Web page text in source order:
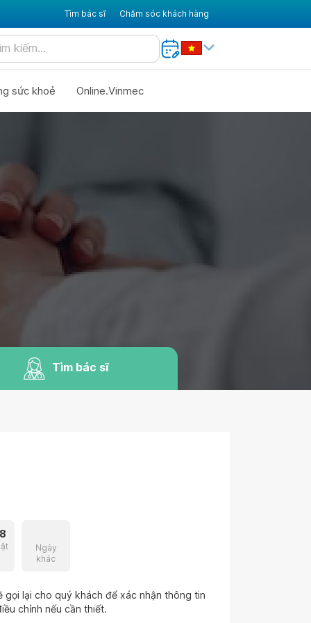
Tìm bác sĩ Chăm sóc khách hàng
sức khoẻ Online.Vinmec
Tìm bác sĩ
Ngày
khác
gọi lại cho quý khách để xác nhận thông tin
chỉnh nếu cần thiết.